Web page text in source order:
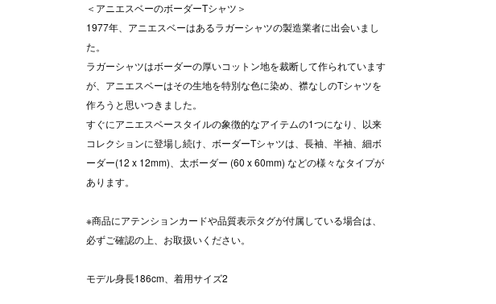
＜アニエスベーのボーダーTシャツ＞
1977年、アニエスベーはあるラガーシャツの製造業者に出会いまし
た。
ラガーシャツはボーダーの厚いコットン地を裁断して作られています
が、アニエスベーはその生地を特別な色に染め、襟なしのTシャツを
作ろうと思いつきました。
すぐにアニエスベースタイルの象徴的なアイテムの1つになり、以来
コレクションに登場し続け、ボーダーTシャツは、長袖、半袖、細ボ
ーダー(12 x 12mm)、太ボーダー (60 x 60mm) などの様々なタイプが
あります。
※商品にアテンションカードや品質表示タグが付属している場合は、
必ずご確認の上、お取扱いください。
モデル身長186cm、着用サイズ2